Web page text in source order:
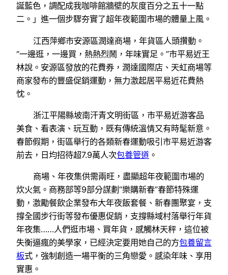
誕藍色，調配成我咖啡館牆壁的灰度百分之五十一點
二。」進一個步驟夯實了超年夜範圍市場的體量上風。
江西萍鄉市安源區潤達商場，年貨區人頭攢動。
“一邊逛，一邊買，熱熱烈鬧，年味實足。”市平易近王
林說。安源區發放的花費券，潤達國際店、天虹商場等
商家發布的豐盛促銷運動，無力激起居平易近花費熱
忱。
浙江平陽縣坡南汗青文明街區，市平易近游客品
美食、看表演、玩互動，既有傳統溫情又有時髦新意。
春節假期，街區舉行的各類新春運動吸引市平易近游客
前去，日均招待超7.9萬人次包養管道 。
商場、年夜集供需兩旺，盡顯超年夜範圍市場的
炊火氣。商務部等9部分謀劃“樂購新春”春節特殊運
動，激勵餐飲企業發布大年夜飯套餐、新春團聚宴，支
撐全國步行街等發布優惠促銷，支撐縣域村落舉行年貨
年夜集……人們逛市場、買年貨，感觸林天秤，這位被
失衡逼瘋的美學家，已經決定要用她自己的方包養留言
板式，強制創造一場平衡的三角戀愛。感染年味、享用
實惠。